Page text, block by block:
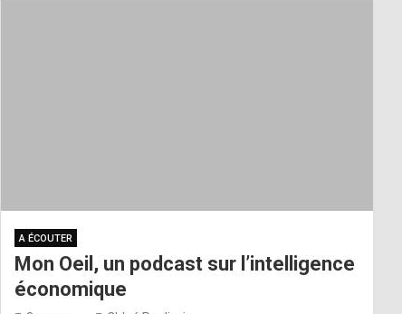
A ÉCOUTER
Mon Oeil, un podcast sur l’intelligence
économique